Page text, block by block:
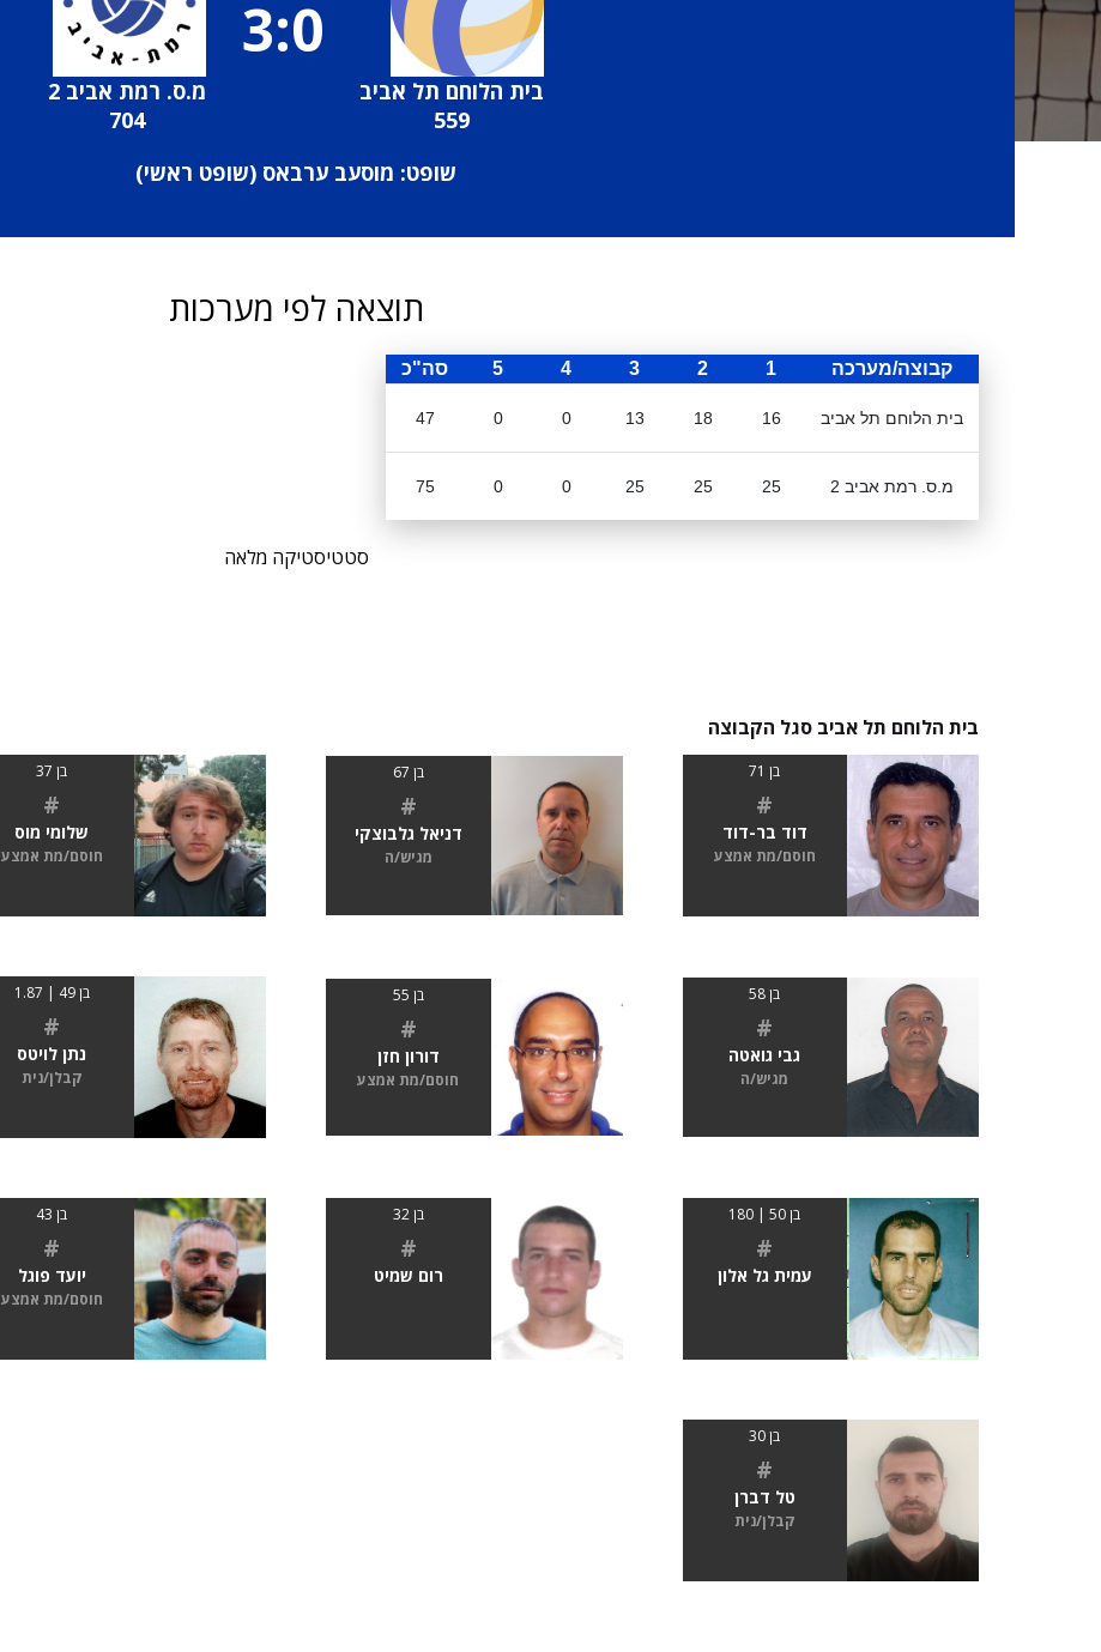
בית הלוחם תל אביב
559
3:0
מ.ס. רמת אביב 2
704
שופט: מוסעב ערבאס (שופט ראשי)
תוצאה לפי מערכות
קבוצה/מערכה 1
2
3
4
5 סה"כ
בית הלוחם תל אביב 16
18
13
0
0
47
מ.ס. רמת אביב 2 25
25
25
0
0
75
סטטיסטיקה מלאה
בית הלוחם תל אביב סגל הקבוצה
בן 71
#
דוד בר-דוד
חוסם/מת אמצע
בן 67
#
דניאל גלבוצקי
מגיש/ה
בן 37
#
שלומי מוס
חוסם/מת אמצע
בן 58
#
גבי גואטה
מגיש/ה
בן 55
#
דורון חזן
חוסם/מת אמצע
בן 49 | 1.87
#
נתן לויטס
קבלן/נית
בן 50 | 180
#
עמית גל אלון
בן 32
#
רום שמיט
בן 43
#
יועד פוגל
חוסם/מת אמצע
בן 30
#
טל דברן
קבלן/נית